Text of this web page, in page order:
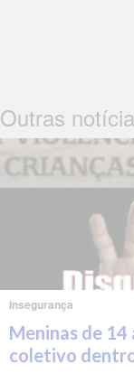
Outras
Insegurança
Meninas de
coletivo